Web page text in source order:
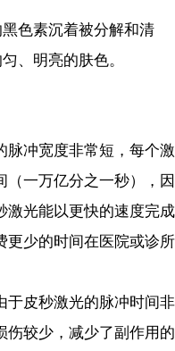
色素沉着被分解和清
、明亮的肤色。
脉冲宽度非常短，每个激
一万亿分之一秒），因
激光能以更快的速度完成
更少的时间在医院或诊所
于皮秒激光的脉冲时间非
伤较少，减少了副作用的